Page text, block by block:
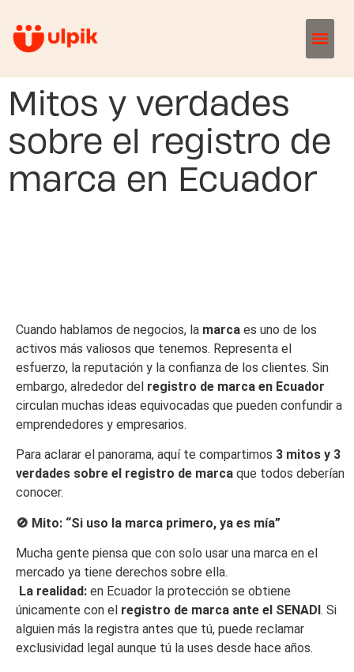
Mitos y verdades
sobre el registro de
marca en Ecuador
Cuando hablamos de negocios, la marca es uno de los
activos más valiosos que tenemos. Representa el
esfuerzo, la reputación y la confianza de los clientes. Sin
embargo, alrededor del registro de marca en Ecuador
circulan muchas ideas equivocadas que pueden confundir a
emprendedores y empresarios.
Para aclarar el panorama, aquí te compartimos 3 mitos y 3
verdades sobre el registro de marca que todos deberían
conocer.
🚫 Mito: “Si uso la marca primero, ya es mía”
Mucha gente piensa que con solo usar una marca en el
mercado ya tiene derechos sobre ella.
La realidad: en Ecuador la protección se obtiene
únicamente con el registro de marca ante el SENADI . Si
alguien más la registra antes que tú, puede reclamar
exclusividad legal aunque tú la uses desde hace años.